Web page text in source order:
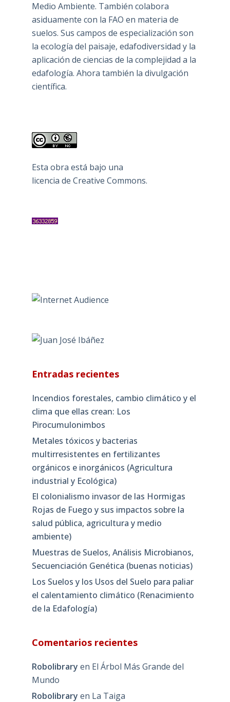
Medio Ambiente. También colabora
asiduamente con la FAO en materia de
suelos. Sus campos de especialización son
la ecología del paisaje, edafodiversidad y la
aplicación de ciencias de la complejidad a la
edafología. Ahora también la divulgación
científica.
Esta obra está bajo una
licencia de Creative Commons.
Entradas recientes
Incendios forestales, cambio climático y el
clima que ellas crean: Los
Pirocumulonimbos
Metales tóxicos y bacterias
multirresistentes en fertilizantes
orgánicos e inorgánicos (Agricultura
industrial y Ecológica)
El colonialismo invasor de las Hormigas
Rojas de Fuego y sus impactos sobre la
salud pública, agricultura y medio
ambiente)
Muestras de Suelos, Análisis Microbianos,
Secuenciación Genética (buenas noticias)
Los Suelos y los Usos del Suelo para paliar
el calentamiento climático (Renacimiento
de la Edafología)
Comentarios recientes
Robolibrary en El Árbol Más Grande del
Mundo
Robolibrary en La Taiga